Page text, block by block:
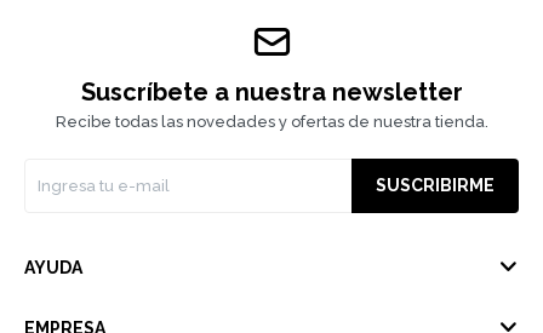
Suscríbete a nuestra newsletter
Recibe todas las novedades y ofertas de nuestra tienda.
SUSCRIBIRME
AYUDA
EMPRESA